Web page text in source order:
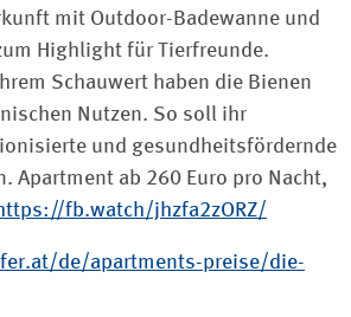
mit Outdoor-Badewanne und
Highlight für Tierfreunde.
Schauwert haben die Bienen
Nutzen. So soll ihr
und gesundheitsfördernde
Apartment ab 260 Euro pro Nacht,
fb.watch/jhzfa2zORZ/
de/apartments-preise/die-